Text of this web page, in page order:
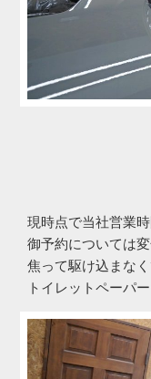
現時点で当社営業
御予約については
焦って駆け込まな
トイレットペーパ